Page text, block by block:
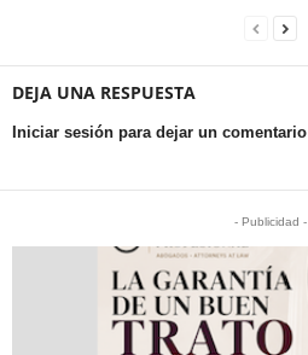
DEJA UNA RESPUESTA
Iniciar sesión para dejar un comentario
- Publicidad -